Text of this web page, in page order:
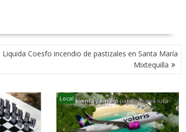
Liquida Coesfo incendio de pastizales en Santa María
Mixtequilla
Local